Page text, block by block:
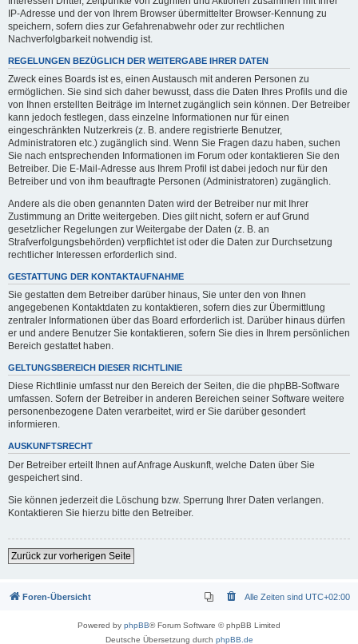
IP-Adresse und der von Ihrem Browser übermittelter Browser-Kennung zu
speichern, sofern dies zur Gefahrenabwehr oder zur rechtlichen
Nachverfolgbarkeit notwendig ist.
REGELUNGEN BEZÜGLICH DER WEITERGABE IHRER DATEN
Zweck eines Boards ist es, einen Austausch mit anderen Personen zu
ermöglichen. Sie sind sich daher bewusst, dass die Daten Ihres Profils und die
von Ihnen erstellten Beiträge im Internet zugänglich sein können. Der Betreiber
kann jedoch festlegen, dass einzelne Informationen nur für einen
eingeschränkten Nutzerkreis (z. B. andere registrierte Benutzer,
Administratoren etc.) zugänglich sind. Wenn Sie Fragen dazu haben, suchen
Sie nach entsprechenden Informationen im Forum oder kontaktieren Sie den
Betreiber. Die E-Mail-Adresse aus Ihrem Profil ist dabei jedoch nur für den
Betreiber und von ihm beauftragte Personen (Administratoren) zugänglich.
Andere als die oben genannten Daten wird der Betreiber nur mit Ihrer
Zustimmung an Dritte weitergeben. Dies gilt nicht, sofern er auf Grund
gesetzlicher Regelungen zur Weitergabe der Daten (z. B. an
Strafverfolgungsbehörden) verpflichtet ist oder die Daten zur Durchsetzung
rechtlicher Interessen erforderlich sind.
GESTATTUNG DER KONTAKTAUFNAHME
Sie gestatten dem Betreiber darüber hinaus, Sie unter den von Ihnen
angegebenen Kontaktdaten zu kontaktieren, sofern dies zur Übermittlung
zentraler Informationen über das Board erforderlich ist. Darüber hinaus dürfen
er und andere Benutzer Sie kontaktieren, sofern Sie dies in Ihrem persönlichen
Bereich gestattet haben.
GELTUNGSBEREICH DIESER RICHTLINIE
Diese Richtlinie umfasst nur den Bereich der Seiten, die die phpBB-Software
umfassen. Sofern der Betreiber in anderen Bereichen seiner Software weitere
personenbezogene Daten verarbeitet, wird er Sie darüber gesondert
informieren.
AUSKUNFTSRECHT
Der Betreiber erteilt Ihnen auf Anfrage Auskunft, welche Daten über Sie
gespeichert sind.
Sie können jederzeit die Löschung bzw. Sperrung Ihrer Daten verlangen.
Kontaktieren Sie hierzu bitte den Betreiber.
Zurück zur vorherigen Seite
Foren-Übersicht Alle Zeiten sind UTC+02:00
Powered by phpBB® Forum Software © phpBB Limited
Deutsche Übersetzung durch phpBB.de